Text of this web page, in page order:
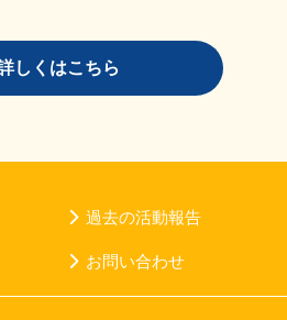
しくはこちら
過去の活動報告
お問い合わせ